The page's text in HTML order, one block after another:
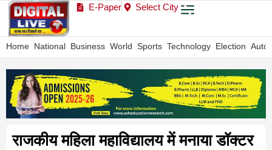
E-Paper Select City
Home National Business World Sports Technology Election Auto
राजकीय महिला महाविद्यालय में मनाया डॉक्टर